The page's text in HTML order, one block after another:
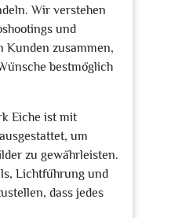
Wir verstehen
und
Kunden zusammen,
bestmöglich
Eiche ist mit
um
zu gewährleisten.
Lichtführung und
dass jedes